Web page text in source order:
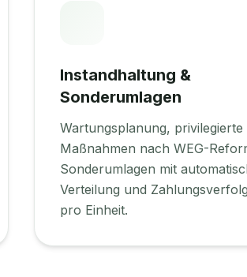
Instandhaltung &
Sonderumlagen
Wartungsplanung, privilegierte
Maßnahmen nach WEG-
Sonderumlagen mit
Verteilung und
pro Einheit.